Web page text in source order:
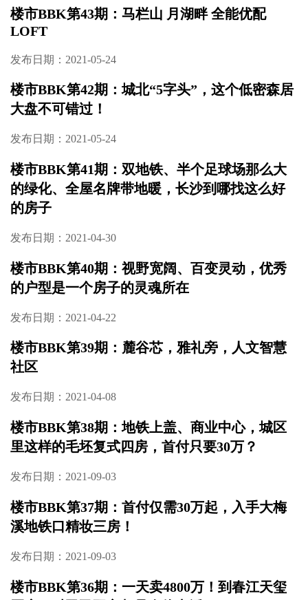
楼市BBK第45期：出道即巅峰，品质代言人，
洋湖划时代产品
发布日期：2021-06-15
楼市BBK第44期：一线临江，伴山而居，家与
自然的美好融合
发布日期：2021-05-24
楼市BBK第43期：马栏山 月湖畔 全能优配
LOFT
大盘不可错过！
的绿化、全屋名牌带地暖，长沙到哪找这么好
的房子
发布日期：2021-04-30
楼市BBK第40期：视野宽阔、百变灵动，优秀
的户型是一个房子的灵魂所在
发布日期：2021-04-22
楼市BBK第39期：麓谷芯，雅礼旁，人文智慧
社区
发布日期：2021-04-08
楼市BBK第38期：地铁上盖、商业中心，城区